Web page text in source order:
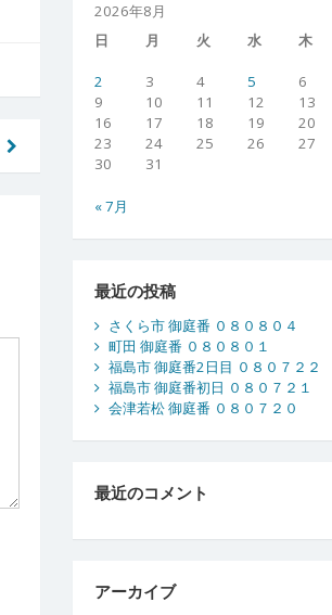
2026年8月
日
月 火 水 木
2
3 4 5 6
9
10 11 12 13
16
17 18 19 20
23
24 25 26 27
30
31
« 7月
最近の投稿
さくら市 御庭番 ０８０８０４
町田 御庭番 ０８０８０１
福島市 御庭番2日目 ０８０７２２
福島市 御庭番初日 ０８０７２１
会津若松 御庭番 ０８０７２０
最近のコメント
アーカイブ